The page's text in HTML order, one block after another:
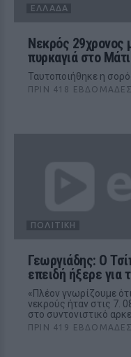
ΕΛΛΆΔΑ
Νεκρός 29χρονος
πυρκαγιά στο Μάτι
Ταυτοποιήθηκε η
ΠΡΙΝ 418 ΕΒΔΟΜΆΔΕΣ
ΠΟΛΙΤΙΚΉ
Γεωργιάδης: O
επειδή ήξερε για
«Πλέον γνωρίζουμε
νεκρούς ήταν στις 7.
στο συντονιστικό
ΠΡΙΝ 419 ΕΒΔΟΜΆΔΕΣ